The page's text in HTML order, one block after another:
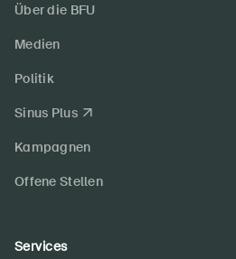
Über die BFU
Medien
Politik
Sinus Plus
Kampagnen
Offene Stellen
Services